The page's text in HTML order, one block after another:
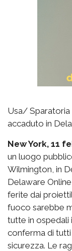
Usa/ Sparatoria
accaduto in
New York, 11
un luogo
Wilmington, in
Delaware
ferite dai
fuoco sarebbe
tutte in ospedali
conferma di tutti
sicurezza. Le